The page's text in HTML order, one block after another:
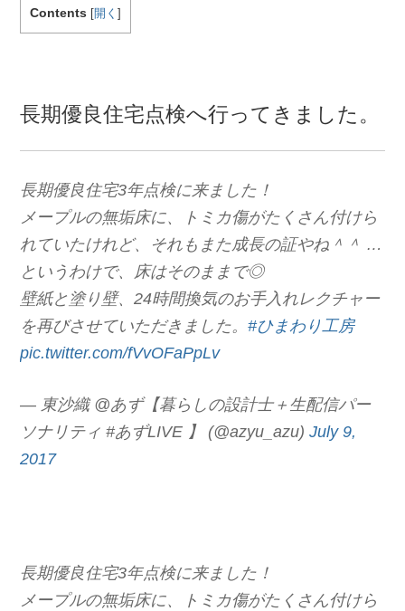
Contents [開く]
長期優良住宅点検へ行ってきました。
長期優良住宅3年点検に来ました！
メープルの無垢床に、トミカ傷がたくさん付けら
れていたけれど、それもまた成長の証やね＾＾ …
というわけで、床はそのままで◎
壁紙と塗り壁、24時間換気のお手入れレクチャー
を再びさせていただきました。#ひまわり工房
pic.twitter.com/fVvOFaPpLv
— 東沙織 @あず【暮らしの設計士＋生配信パー
ソナリティ #あずLIVE 】 (@azyu_azu)July 9,
2017
長期優良住宅3年点検に来ました！
メープルの無垢床に、トミカ傷がたくさん付けら